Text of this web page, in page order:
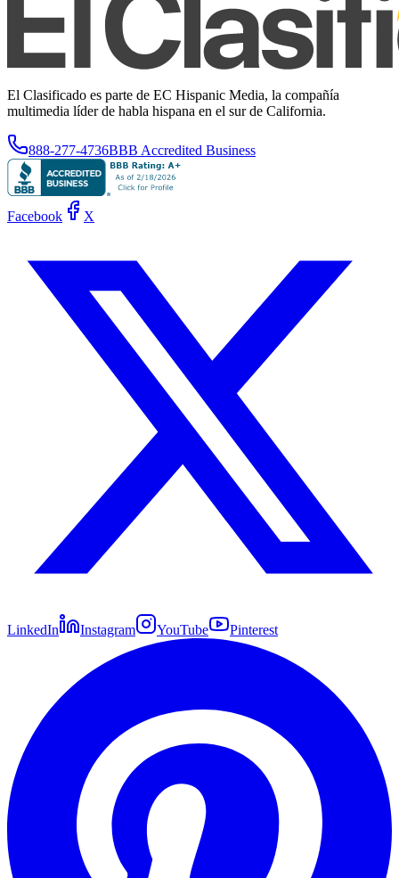
El Clasificado es parte de EC Hispanic Media, la compañía
multimedia líder de habla hispana en el sur de California.
888-277-4736BBB Accredited Business
Facebook X
LinkedIn Instagram YouTube Pinterest